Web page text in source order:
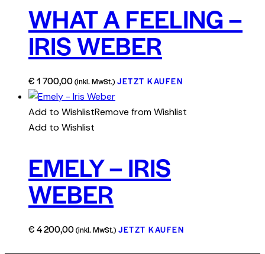
WHAT A FEELING –
IRIS WEBER
€1 700,00(inkl. MwSt.) JETZT KAUFEN
Add to WishlistRemove from Wishlist
Add to Wishlist
EMELY – IRIS
WEBER
€4 200,00(inkl. MwSt.) JETZT KAUFEN